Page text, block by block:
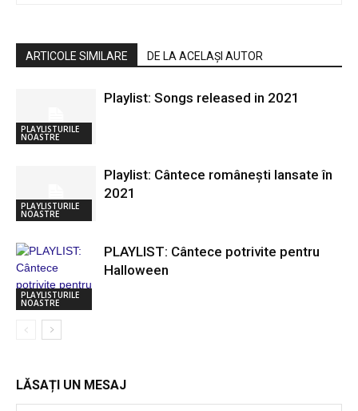
ARTICOLE SIMILARE DE LA ACELAȘI AUTOR
PLAYLISTURILE
NOASTRE
Playlist: Songs released in 2021
PLAYLISTURILE
NOASTRE
Playlist: Cântece românești lansate în
2021
PLAYLISTURILE
NOASTRE
PLAYLIST: Cântece potrivite pentru
Halloween
LĂSAȚI UN MESAJ